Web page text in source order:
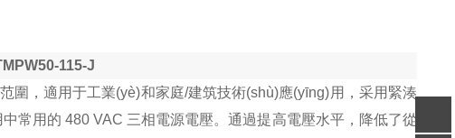
115-J
圍，適用于工業(yè)和家庭/建筑技術(shù)應(yīng)用，采用緊湊
常用的 480 VAC 三相電源電壓。通過提高電壓水平，降低了從